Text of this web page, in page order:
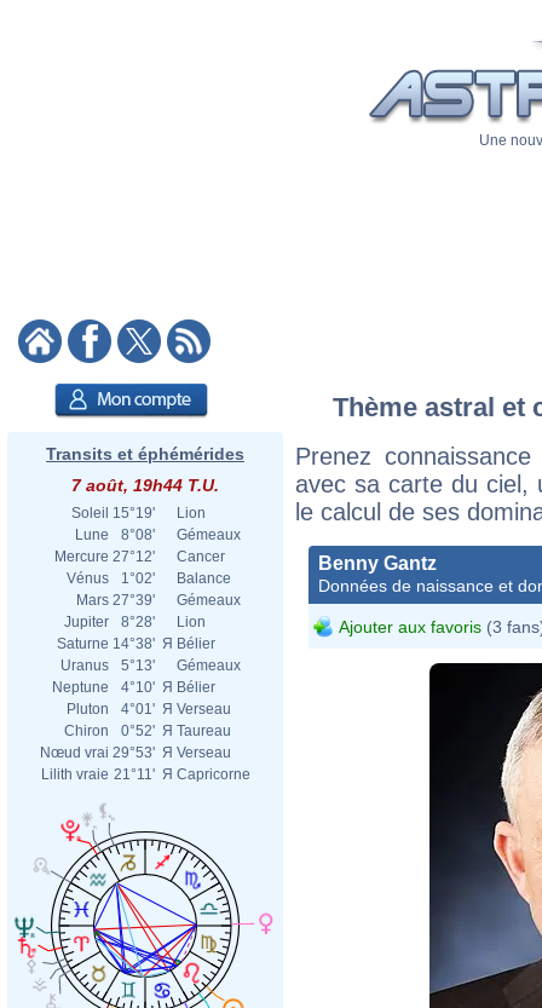
Une
Transits et éphémérides
7 août, 19h44 T.U.
Soleil 15°19'
Lion
Lune
8°08'
Gémeaux
Mercure 27°12'
Cancer
Vénus
1°02'
Balance
Mars 27°39'
Gémeaux
Jupiter
8°28'
Lion
Saturne 14°38' Я Bélier
Uranus
5°13'
Gémeaux
Neptune
4°10' Я Bélier
Pluton
4°01' Я Verseau
Chiron
0°52' Я Taureau
Nœud vrai 29°53' Я Verseau
Lilith vraie 21°11' Я Capricorne
Thème astral et
Prenez
avec sa carte du ciel,
le calcul de ses
Benny Gantz
Données de naissance et
Ajouter aux favoris (3